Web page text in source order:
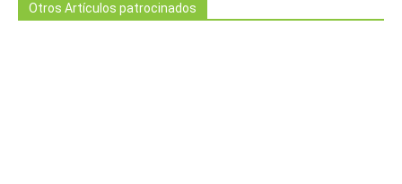
Otros Artículos patrocinados